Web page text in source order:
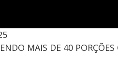
MAIS DE 40 PORÇÕES